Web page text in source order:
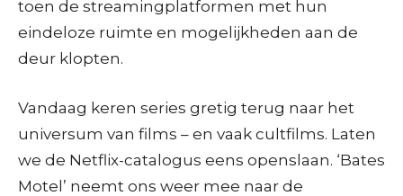
toen de streamingplatformen met hun
eindeloze ruimte en mogelijkheden aan de
deur klopten.
Vandaag keren series gretig terug naar het
universum van films – en vaak cultfilms. Laten
we de Netflix-catalogus eens openslaan. ‘Bates
Motel’ neemt ons weer mee naar de